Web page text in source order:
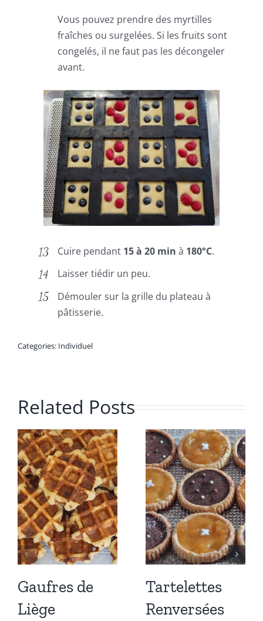
Vous pouvez prendre des myrtilles
fraîches ou surgelées. Si les fruits sont
congelés, il ne faut pas les décongeler
avant.
Cuire pendant 15 à 20 min à 180°C.
Laisser tiédir un peu.
Démouler sur la grille du plateau à
pâtisserie.
Categories: Individuel
Related Posts
Gaufres de
Liège
Tartelettes
Renversées